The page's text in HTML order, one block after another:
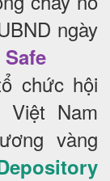
ngày
chức hội
Nam
vàng